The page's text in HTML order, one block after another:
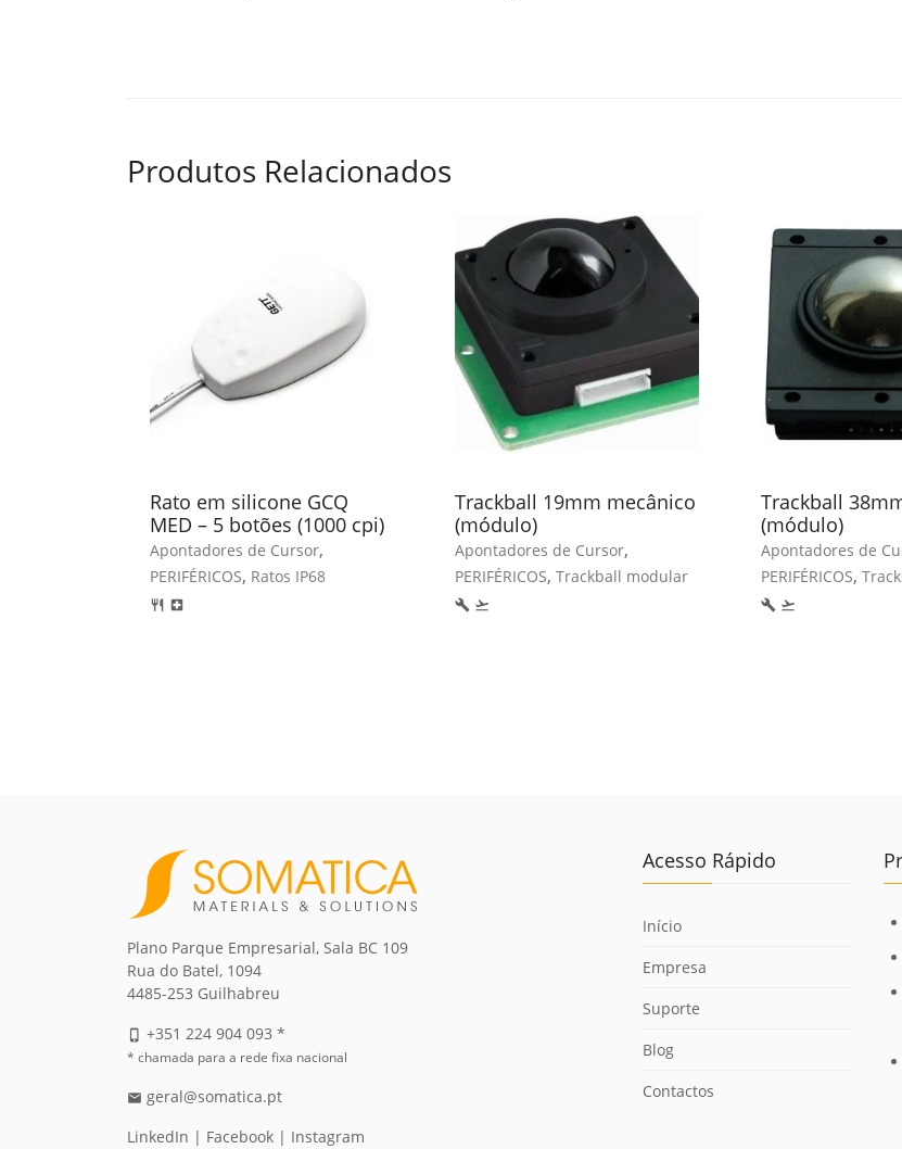
Produtos Relacionados
Rato em silicone GCQ
MED – 5 botões (1000 cpi)
Apontadores de Cursor,
PERIFÉRICOS, Ratos IP68
restaurant local_hospital
Trackball 19mm mecânico
(módulo)
Apontadores de Cursor,
PERIFÉRICOS,Trackball modular
build flight_takeoff
Trackball
(módulo)
Apontadores de
PERIFÉRICOS,
build flight_takeoff
Plano Parque Empresarial, Sala BC 109
Rua do Batel, 1094
4485-253 Guilhabreu
phone_iphone +351 224 904 093 *
* chamada para a rede fixa nacional
email geral@somatica.pt
LinkedIn | Facebook | Instagram
Acesso Rápido
Início
Empresa
Suporte
Blog
Contactos